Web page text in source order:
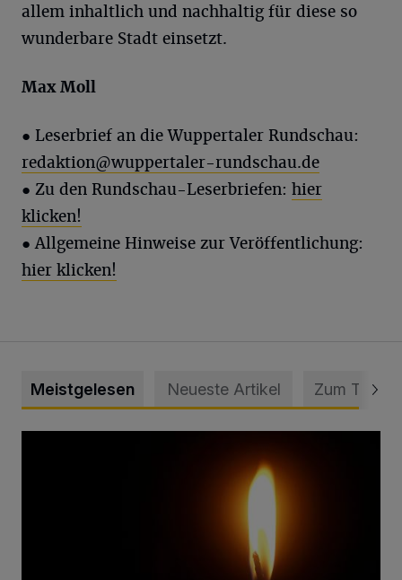
allem inhaltlich und nachhaltig für diese so
wunderbare Stadt einsetzt.
MaxMoll
● Leserbrief an die Wuppertaler Rundschau:
redaktion@wuppertaler-rundschau.de
● Zu den Rundschau-Leserbriefen: hier
klicken!
● Allgemeine Hinweise zur Veröffentlichung:
hier klicken!
Meistgelesen Neueste Artikel Zum Thema